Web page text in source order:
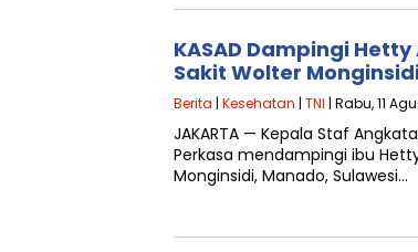
KASAD Dampingi
Sakit Wolter
Berita | Kesehatan | TNI | Rabu, 11
JAKARTA — Kepala Staf
Perkasa mendampingi ibu
Monginsidi, Manado, Sulawesi…